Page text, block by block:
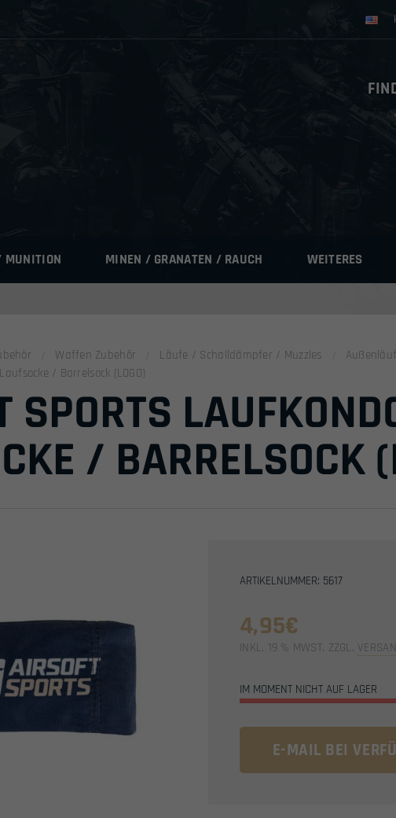
MUNITION MINEN / GRANATEN / RAUCH WEITERES
Waffen Zubehör Läufe / Schalldämpfer / Muzzles
/ Barrelsock (LOGO)
SPORTS
/ BARRELSOCK
ARTIKELNUMMER: 5617
4,95€
INKL. 19 % MWST. ZZGL.
IM MOMENT NICHT AUF LAGER
E-MAIL BEI